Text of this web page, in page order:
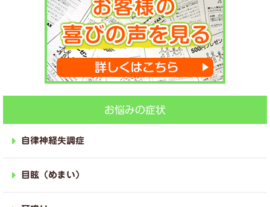
お悩みの症状
自律神経失調症
目眩（めまい）